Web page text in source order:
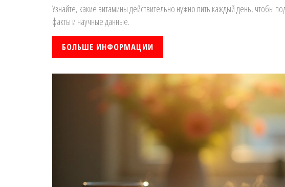
Узнайте, какие витамины действительно нужно пить каждый день, чтобы
факты и научные данные.
БОЛЬШЕ ИНФОРМАЦИИ